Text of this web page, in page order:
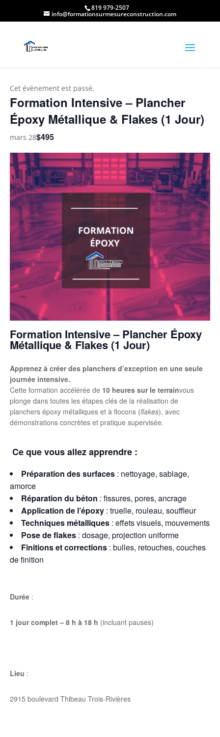
819 979-2507
info@formationsurmesureconstruction.com
Cet évènement est passé.
Formation Intensive – Plancher
Époxy Métallique & Flakes (1 Jour)
mars 28$495
Formation Intensive – Plancher Époxy
Métallique & Flakes (1 Jour)
Apprenez à créer des planchers d’exception en une seule
journée intensive.
Cette formation accélérée de 10 heures sur le terrainvous
plonge dans toutes les étapes clés de la réalisation de
planchers époxy métalliques et à flocons (flakes), avec
démonstrations concrètes et pratique supervisée.
Ce que vous allez apprendre :
Préparation des surfaces : nettoyage, sablage,
amorce
Réparation du béton : fissures, pores, ancrage
Application de l’époxy : truelle, rouleau, souffleur
Techniques métalliques : effets visuels, mouvements
Pose de flakes : dosage, projection uniforme
Finitions et corrections : bulles, retouches, couches
de finition
Durée :
1 jour complet – 8 h à 18 h (incluant pauses)
Lieu :
2915 boulevard Thibeau Trois-Rivières